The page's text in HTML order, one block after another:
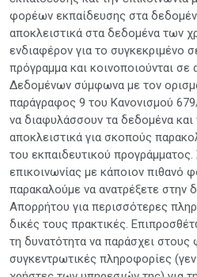
φορέων εκπαίδευσης στα
αποκλειστικά στα δεδομένα των
ενδιαφέρον για το συγκεκριμένο
πρόγραμμα και κοινοποιούνται
Δεδομένων σύμφωνα με τον
παράγραφος 9 του Κανονισμού 679/
να διαφυλάσσουν τα δεδομένα και
αποκλειστικά για σκοπούς
του εκπαιδευτικού
επικοινωνίας με κάποιον πιθανό
παρακαλούμε να ανατρέξετε στην
Απορρήτου για περισσότερες
δικές τους πρακτικές.
τη δυνατότητα να παράσχει στους
συγκεντρωτικές πληροφορίες